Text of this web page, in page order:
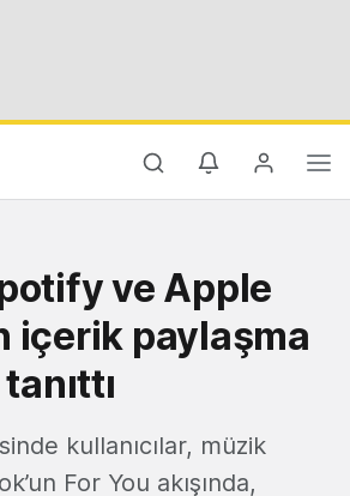
ve Apple
içerik paylaşma
kullanıcılar, müzik
For You akışında,